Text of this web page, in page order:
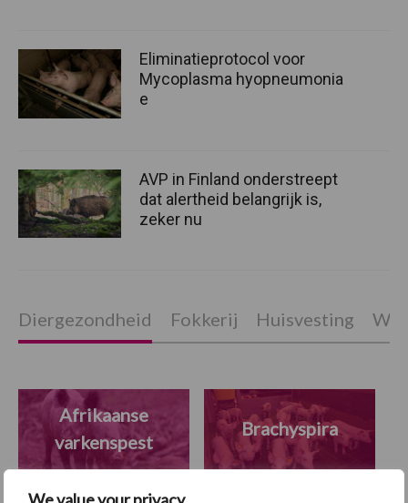
We value your privacy
Eliminatieprotocol voor
Mycoplasma hyopneumonia
e
AVP in Finland onderstreept
dat alertheid belangrijk is,
zeker nu
Diergezondheid Fokkerij Huisvesting
Afrikaanse
varkenspest
Brachyspira